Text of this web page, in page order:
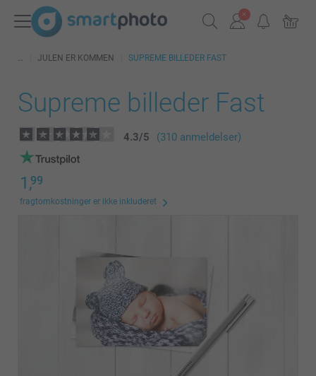
JULEN ER KOMMEN SUPREME BILLEDER FAST
Supreme billeder Fast
4.3/5 (310 anmeldelser)
1,99
fragtomkostninger er ikke inkluderet